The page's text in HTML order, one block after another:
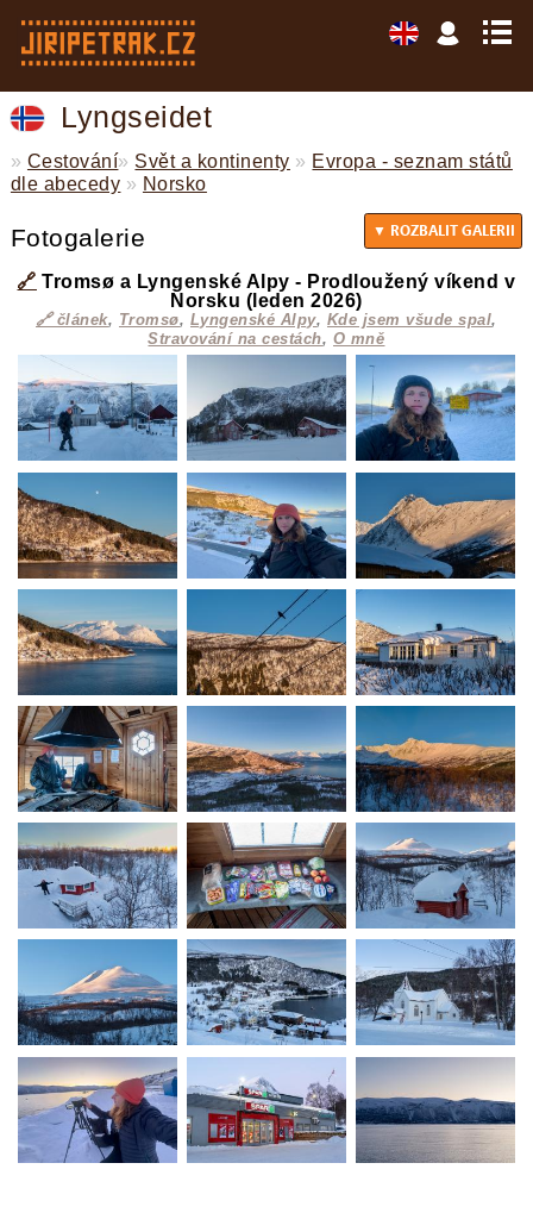
Lyngseidet
» Cestování» Svět a kontinenty » Evropa - seznam států
dle abecedy » Norsko
Fotogalerie
🔗 Tromsø a Lyngenské Alpy - Prodloužený víkend v
Norsku (leden 2026)
🔗 článek, Tromsø, Lyngenské Alpy, Kde jsem všude spal,
Stravování na cestách, O mně